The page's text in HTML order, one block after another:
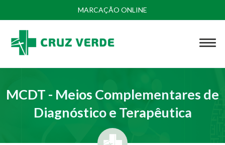
MARCAÇÃO ONLINE
MCDT - Meios Complementares de
Diagnóstico e Terapêutica